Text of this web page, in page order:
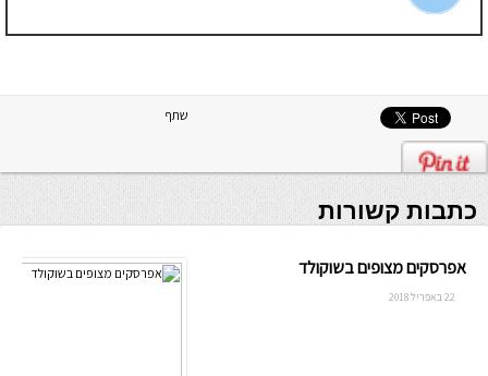
שתף
כתבות קשורות
אפרסקים מצופים בשוקולד
22 באפריל 2018